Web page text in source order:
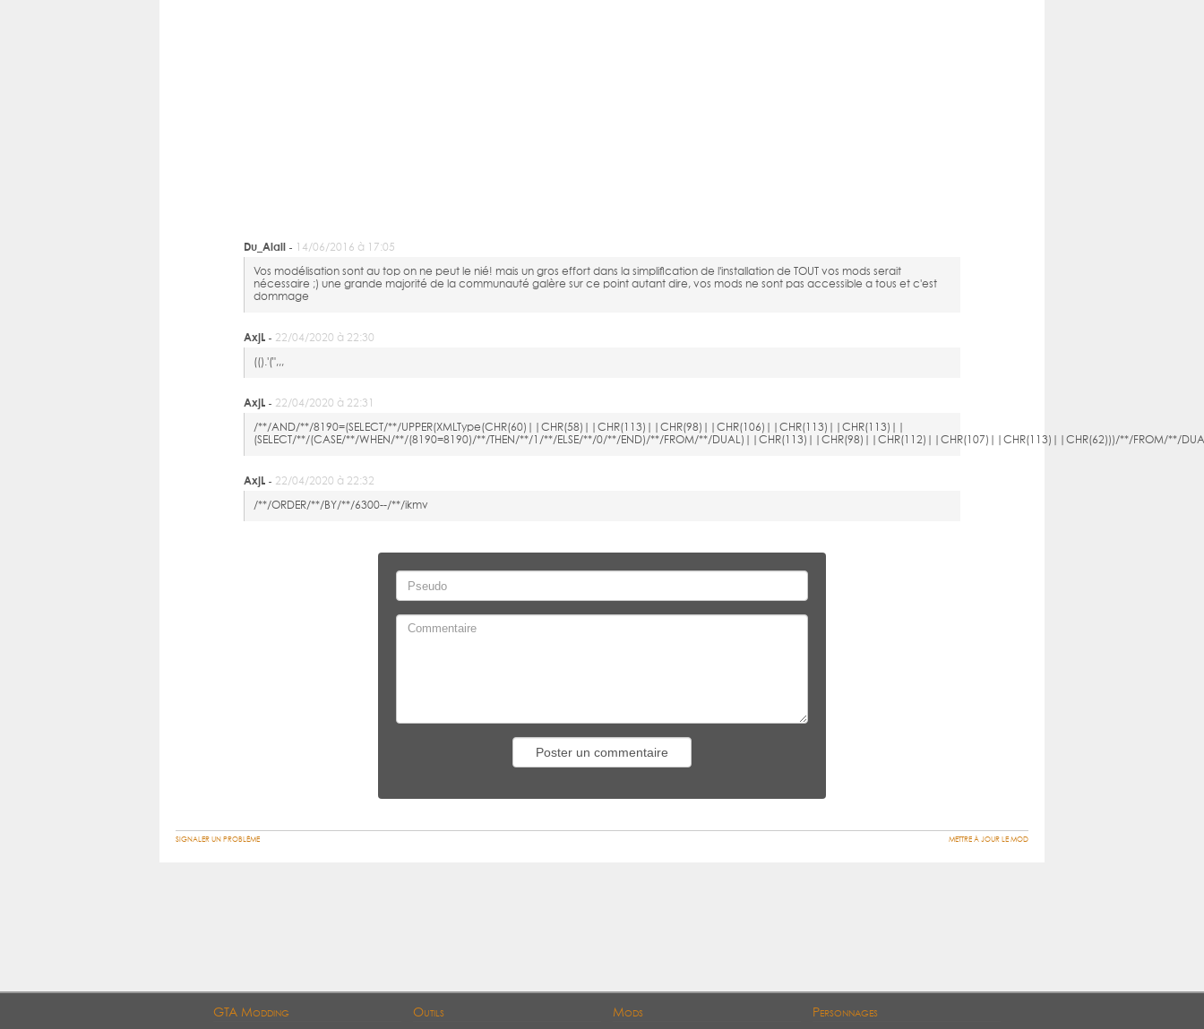
Du_Alail - 14/06/2016 à 17:05
Vos modélisation sont au top on ne peut le nié! mais un gros effort dans la simplification de l'installation de TOUT vos mods serait
nécessaire ;) une grande majorité de la communauté galère sur ce point autant dire, vos mods ne sont pas accessible a tous et c'est
dommage
AxjL - 22/04/2020 à 22:30
(().'(",,,
AxjL - 22/04/2020 à 22:31
/**/AND/**/8190=(SELECT/**/UPPER(XMLType(CHR(60)||CHR(58)||CHR(113)||CHR(98)||CHR(106)||CHR(113)||CHR(113)||
(SELECT/**/(CASE/**/WHEN/**/(8190=8190)/**/THEN/**/1/**/ELSE/**/0/**/END)/**/FROM/**/DUAL)||CHR(113)||CHR(98)||CHR(112)||CHR(107)||CHR(113)||CHR(62)))/**/FROM/**/
AxjL - 22/04/2020 à 22:32
/**/ORDER/**/BY/**/6300--/**/ikmv
SIGNALER UN PROBLÈME METTRE À JOUR LE MOD
GTA Modding Outils Mods Personnages